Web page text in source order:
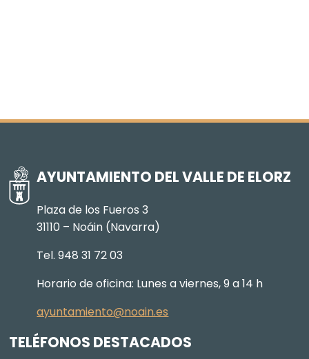
AYUNTAMIENTO DEL VALLE DE ELORZ
Plaza de los Fueros 3
31110 – Noáin (Navarra)
Tel. 948 31 72 03
Horario de oficina: Lunes a viernes, 9 a 14 h
ayuntamiento@noain.es
TELÉFONOS DESTACADOS